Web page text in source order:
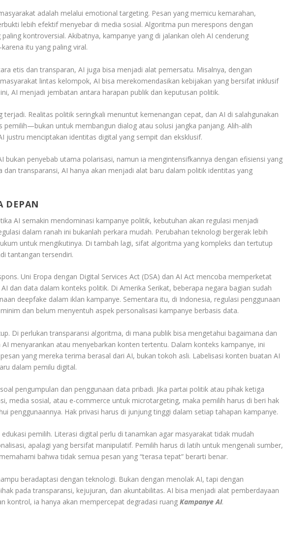
adalah melalui emotional targeting. Pesan yang memicu kemarahan,
lebih efektif menyebar di media sosial. Algoritma pun merespons dengan
kontroversial. Akibatnya, kampanye yang di jalankan oleh AI cenderung
itu yang paling viral.
etis dan transparan, AI juga bisa menjadi alat pemersatu. Misalnya, dengan
lintas kelompok, AI bisa merekomendasikan kebijakan yang bersifat inklusif
AI menjadi jembatan antara harapan publik dan keputusan politik.
terjadi. Realitas politik seringkali menuntut kemenangan cepat, dan AI di salahgunakan
pemilih—bukan untuk membangun dialog atau solusi jangka panjang. Alih-alih
justru menciptakan identitas digital yang sempit dan eksklusif.
bukan penyebab utama polarisasi, namun ia mengintensifkannya dengan efisiensi yang
dan transparansi, AI hanya akan menjadi alat baru dalam politik identitas yang
DEPAN
AI semakin mendominasi kampanye politik, kebutuhan akan regulasi menjadi
dalam ranah ini bukanlah perkara mudah. Perubahan teknologi bergerak lebih
untuk mengikutinya. Di tambah lagi, sifat algoritma yang kompleks dan tertutup
tantangan tersendiri.
Uni Eropa dengan Digital Services Act (DSA) dan AI Act mencoba memperketat
dan data dalam konteks politik. Di Amerika Serikat, beberapa negara bagian sudah
deepfake dalam iklan kampanye. Sementara itu, di Indonesia, regulasi penggunaan
dan belum menyentuh aspek personalisasi kampanye berbasis data.
Di perlukan transparansi algoritma, di mana publik bisa mengetahui bagaimana dan
menyarankan atau menyebarkan konten tertentu. Dalam konteks kampanye, ini
yang mereka terima berasal dari AI, bukan tokoh asli. Labelisasi konten buatan AI
dalam pemilu digital.
pengumpulan dan penggunaan data pribadi. Jika partai politik atau pihak ketiga
media sosial, atau e-commerce untuk microtargeting, maka pemilih harus di beri hak
penggunaannya. Hak privasi harus di junjung tinggi dalam setiap tahapan kampanye.
pemilih. Literasi digital perlu di tanamkan agar masyarakat tidak mudah
apalagi yang bersifat manipulatif. Pemilih harus di latih untuk mengenali sumber,
bahwa tidak semua pesan yang “terasa tepat” berarti benar.
beradaptasi dengan teknologi. Bukan dengan menolak AI, tapi dengan
pada transparansi, kejujuran, dan akuntabilitas. AI bisa menjadi alat pemberdayaan
kontrol, ia hanya akan mempercepat degradasi ruangKampanye AI.